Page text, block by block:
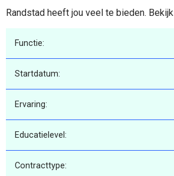
Randstad heeft jou veel te bieden.
Functie:
Startdatum:
Ervaring:
Educatielevel:
Contracttype: